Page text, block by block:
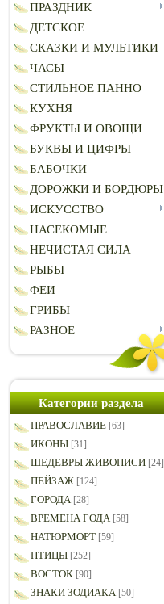
ПРАЗДНИК
ДЕТСКОЕ
СКАЗКИ И МУЛЬТИКИ
ЧАСЫ
СТИЛЬНОЕ ПАННО
КУХНЯ
ФРУКТЫ И ОВОЩИ
БУКВЫ И ЦИФРЫ
БАБОЧКИ
ДОРОЖКИ И БОРДЮРЫ
ИСКУССТВО
НАСЕКОМЫЕ
НЕЧИСТАЯ СИЛА
РЫБЫ
ФЕИ
ГРИБЫ
РАЗНОЕ
Категории раздела
ПРАВОСЛАВИЕ [63]
ИКОНЫ [31]
ШЕДЕВРЫ ЖИВОПИСИ [24]
ПЕЙЗАЖ [124]
ГОРОДА [28]
ВРЕМЕНА ГОДА [58]
НАТЮРМОРТ [59]
ПТИЦЫ [252]
ВОСТОК [90]
ЗНАКИ ЗОДИАКА [50]